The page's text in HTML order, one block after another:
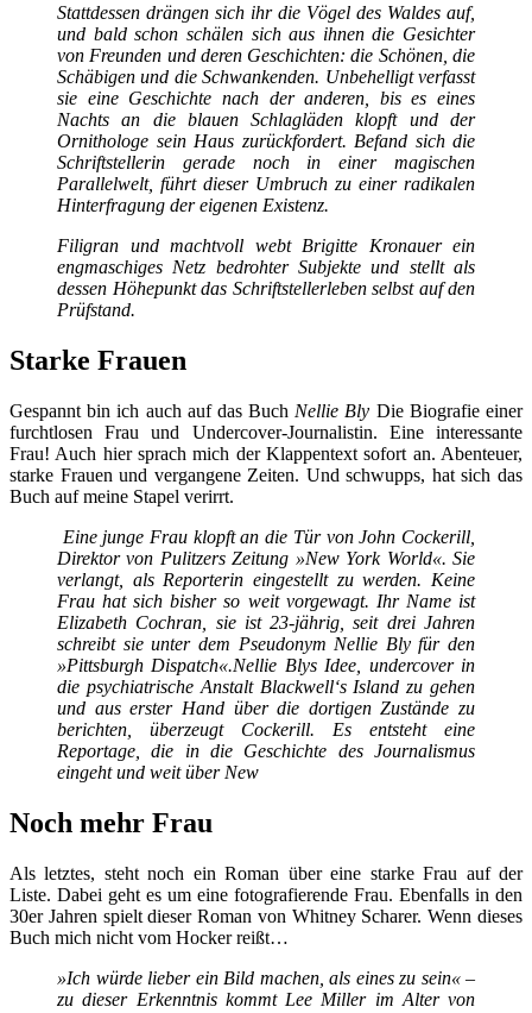
Stattdessen drängen sich ihr die Vögel des Waldes auf,
und bald schon schälen sich aus ihnen die Gesichter
von Freunden und deren Geschichten: die Schönen, die
Schäbigen und die Schwankenden. Unbehelligt verfasst
sie eine Geschichte nach der anderen, bis es eines
Nachts an die blauen Schlagläden klopft und der
Ornithologe sein Haus zurückfordert. Befand sich die
Schriftstellerin gerade noch in einer magischen
Parallelwelt, führt dieser Umbruch zu einer radikalen
Hinterfragung der eigenen Existenz.
Filigran und machtvoll webt Brigitte Kronauer ein
engmaschiges Netz bedrohter Subjekte und stellt als
dessen Höhepunkt das Schriftstellerleben selbst auf den
Prüfstand.
Starke Frauen
Gespannt bin ich auch auf das Buch Nellie Bly Die Biografie einer
furchtlosen Frau und Undercover-Journalistin. Eine interessante
Frau! Auch hier sprach mich der Klappentext sofort an. Abenteuer,
starke Frauen und vergangene Zeiten. Und schwupps, hat sich das
Buch auf meine Stapel verirrt.
Eine junge Frau klopft an die Tür von John Cockerill,
Direktor von Pulitzers Zeitung »New York World«. Sie
verlangt, als Reporterin eingestellt zu werden. Keine
Frau hat sich bisher so weit vorgewagt. Ihr Name ist
Elizabeth Cochran, sie ist 23-jährig, seit drei Jahren
schreibt sie unter dem Pseudonym Nellie Bly für den
»Pittsburgh Dispatch«.Nellie Blys Idee, undercover in
die psychiatrische Anstalt Blackwell‘s Island zu gehen
und aus erster Hand über die dortigen Zustände zu
berichten, überzeugt Cockerill. Es entsteht eine
Reportage, die in die Geschichte des Journalismus
eingeht und weit über New
Noch mehr Frau
Als letztes, steht noch ein Roman über eine starke Frau auf der
Liste. Dabei geht es um eine fotografierende Frau. Ebenfalls in den
30er Jahren spielt dieser Roman von Whitney Scharer. Wenn dieses
Buch mich nicht vom Hocker reißt…
»Ich würde lieber ein Bild machen, als eines zu sein« –
zu dieser Erkenntnis kommt Lee Miller im Alter von